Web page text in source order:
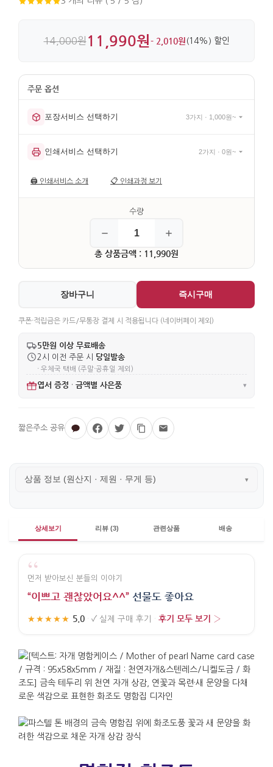
14,000원11,990원- 2,010원 (14%) 할인
포장서비스 선택하기 3가지 · 1,000원~
인쇄서비스 선택하기 2가지 · 0원~
🖨️ 인쇄서비스 소개 📋 인쇄과정 보기
총 상품금액 : 11,990원
장바구니 즉시구매
쿠폰·적립금은 카드/무통장 결제 시 적용됩니다 (네이버페이 제외)
5만원 이상 무료배송
2시 이전 주문 시 당일발송
· 우체국 택배 (주말·공휴일 제외)
엽서 증정 · 금액별 사은품 ▾
상품 정보 (원산지 · 제원 · 무게 등) ▾
상세보기 리뷰 (3) 관련상품 배송
“
먼저 받아보신 분들의 이야기
“이쁘고 괜찮았어요^^” 선물도 좋아요
★★★★★ 5.0 · ✓ 실제 구매 후기 · 후기 모두 보기 ›